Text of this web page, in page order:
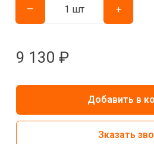
— +
9 130 ₽
Добавить в
Зказать